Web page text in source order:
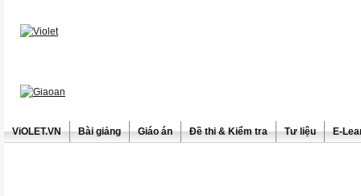
ViOLET.VN Bài giảng Giáo án Đề thi & Kiểm tra Tư liệu E-